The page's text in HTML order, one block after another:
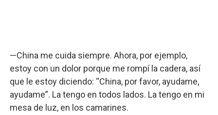
—China me cuida siempre. Ahora, por ejemplo,
estoy con un dolor porque me rompí la cadera, así
que le estoy diciendo: “China, por favor, ayudame,
ayudame”. La tengo en todos lados. La tengo en mi
mesa de luz, en los camarines.